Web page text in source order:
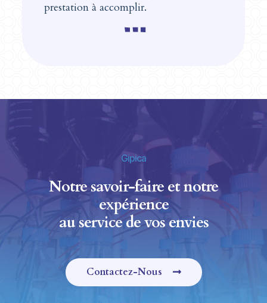
prestation à accomplir.
Gipica
Notre savoir-faire et notre
expérience
au service de vos envies
Contactez-Nous